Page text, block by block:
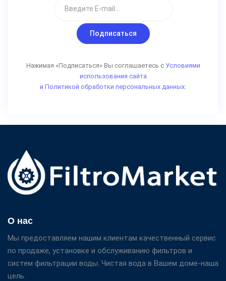
Подписаться
Нажимая «Подписаться» Вы соглашаетесь с Условиями
использования сайта
и Политикой обработки персональных данных.
О нас
Мы предоставляем нашим клиентам качественный сервис
по продаже, установке и обслуживанию фильтров и
систем фильтрации воды. Чистая вода в Вашем доме-наша
цель.